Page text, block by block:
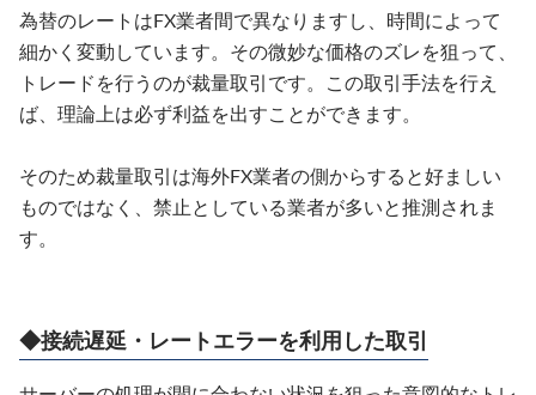
為替のレートはFX業者間で異なりますし、時間によって
細かく変動しています。その微妙な価格のズレを狙って、
トレードを行うのが裁量取引です。この取引手法を行え
ば、理論上は必ず利益を出すことができます。
そのため裁量取引は海外FX業者の側からすると好ましい
ものではなく、禁止としている業者が多いと推測されま
す。
◆接続遅延・レートエラーを利用した取引